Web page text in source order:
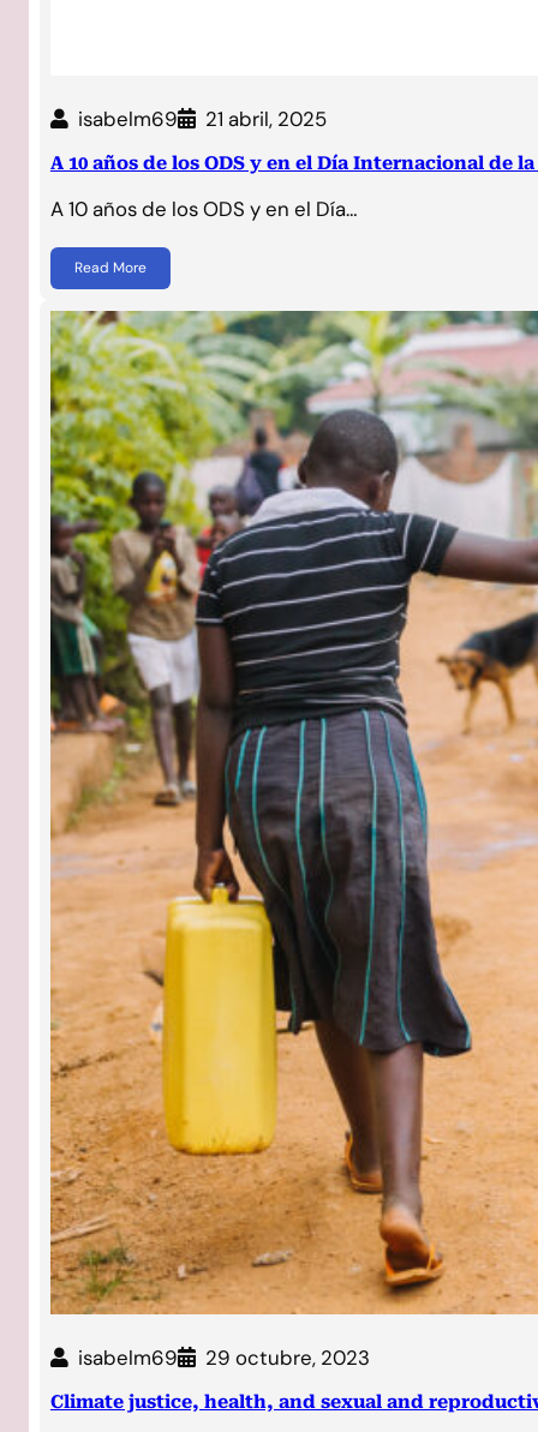
isabelm69 21 abril, 2025
A 10 años de los ODS y en el Día Internacional de
A 10 años de los ODS y en el Día…
Read More
isabelm69 29 octubre, 2023
Climate justice, health, and sexual and